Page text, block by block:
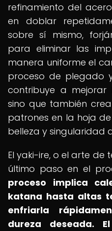
refinamiento del
en doblar
sobre sí mismo,
para eliminar las
manera uniforme el
proceso de plegado
contribuye a
sino que también
patrones en la hoja
belleza y singularidad
El yaki-ire, o el arte de
último paso en el
proceso implica
katana hasta altas
enfriarla
dureza deseada.